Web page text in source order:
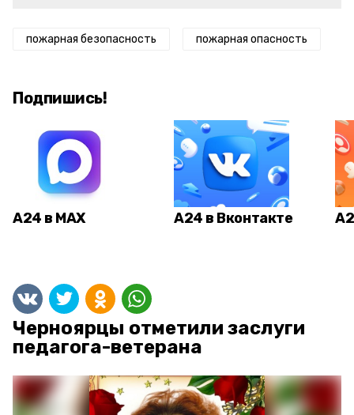
пожарная безопасность пожарная опасность
Подпишись!
А24 в MAX А24 в Вконтакте
Черноярцы отметили заслуги
педагога-ветерана